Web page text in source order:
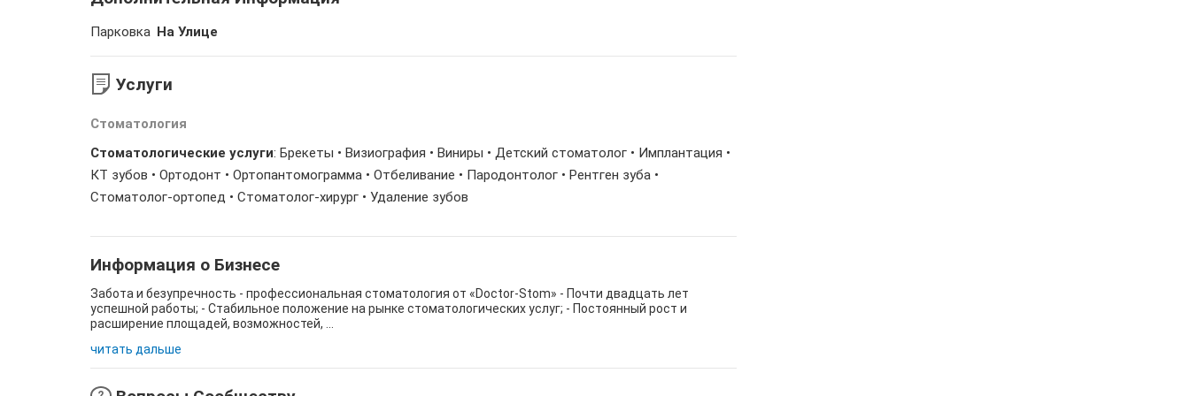
Парковка На Улице
Услуги
Стоматология
Стоматологические услуги: Брекеты • Визиография • Виниры • Детский стоматолог • Имплантация •
КТ зубов • Ортодонт • Ортопантомограмма • Отбеливание • Пародонтолог • Рентген зуба •
Стоматолог-ортопед • Стоматолог-хирург • Удаление зубов
Информация о Бизнесе
Забота и безупречность - профессиональная стоматология от «Doctor-Stom» - Почти двадцать лет
успешной работы; - Стабильное положение на рынке стоматологических услуг; - Постоянный рост и
расширение площадей, возможностей, ...
читать дальше